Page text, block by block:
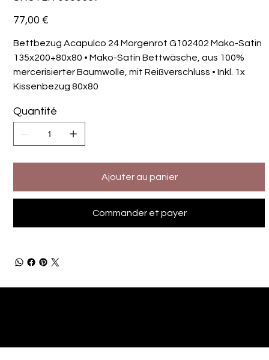
Prix
77,00 €
Bettbezug Acapulco 24 Morgenrot G102402 Mako-Satin
135x200+80x80 • Mako-Satin Bettwäsche, aus 100%
mercerisierter Baumwolle, mit Reißverschluss • Inkl. 1x
Kissenbezug 80x80
Quantité
Ajouter au panier
Commander et payer